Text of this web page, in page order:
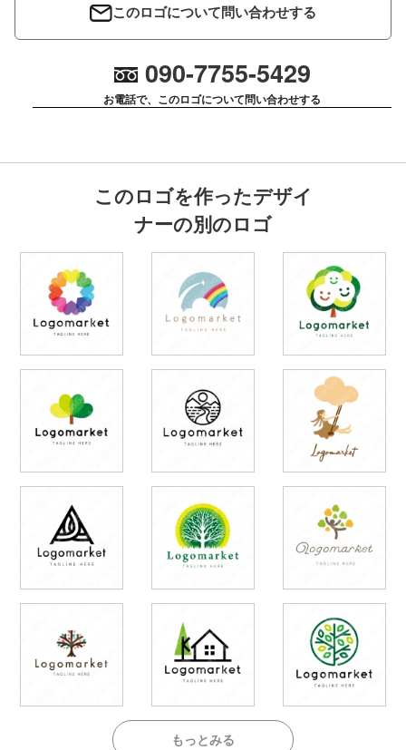
このロゴについて問い合わせする
090-7755-5429
お電話で、このロゴについて問い合わせする
このロゴを作ったデザイ
ナーの別のロゴ
もっとみる